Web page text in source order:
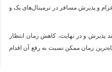
و پذیرش مسافر در ترمینال‌های یک و
پذیرش و در نهایت، کاهش زمان انتظار
زمان ممکن نسبت به رفع آن اقدام